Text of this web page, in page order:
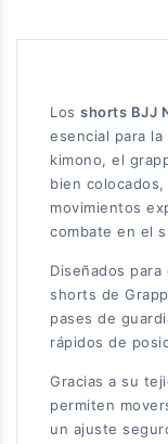
Los shorts BJJ
esencial para la
kimono, el
bien
movimientos
combate en el
Diseñados
shorts de
pases de
rápidos de
Gracias a su
permiten
un ajuste